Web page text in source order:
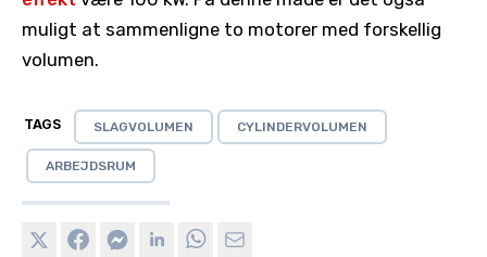
muligt at sammenligne to motorer med forskellig
volumen.
TAGS SLAGVOLUMEN CYLINDERVOLUMEN
ARBEJDSRUM